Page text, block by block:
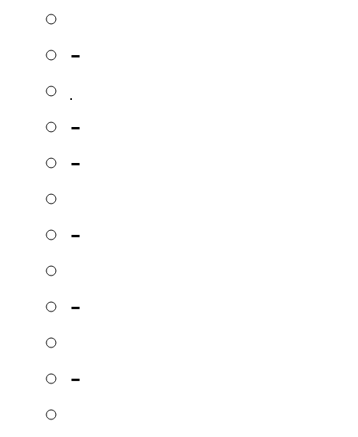
-
-
-
-
-
-